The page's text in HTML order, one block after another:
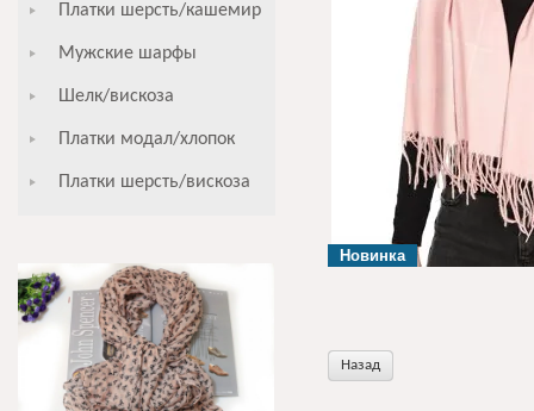
Платки шерсть/кашемир
Мужские шарфы
Шелк/вискоза
Платки модал/хлопок
Платки шерсть/вискоза
Новинка
Назад